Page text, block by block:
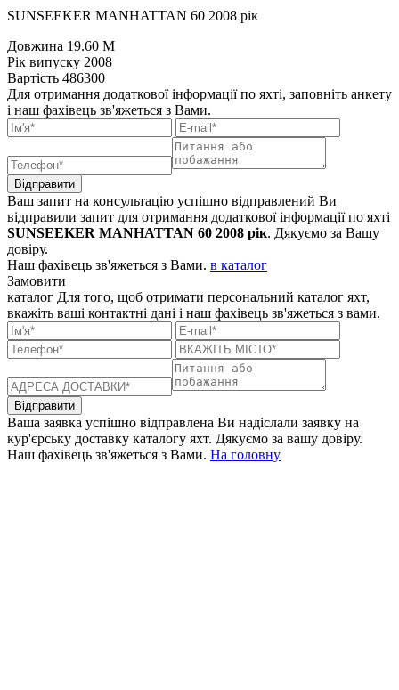
SUNSEEKER MANHATTAN 60 2008 рік
Довжина 19.60 M
Рік випуску 2008
Вартість 486300
Для отримання додаткової інформації по яхті, заповніть анкету
і наш фахівець зв'яжеться з Вами.
Відправити
Ваш запит на консультацію успішно відправлений Ви
відправили запит для отримання додаткової інформації по яхті
SUNSEEKER MANHATTAN 60 2008 рік. Дякуємо за Вашу
довіру.
Наш фахівець зв'яжеться з Вами. в каталог
Замовити
каталог Для того, щоб отримати персональний каталог яхт,
вкажіть ваші контактні дані і наш фахівець зв'яжеться з вами.
Відправити
Ваша заявка успішно відправлена Ви надіслали заявку на
кур'єрську доставку каталогу яхт. Дякуємо за вашу довіру.
Наш фахівець зв'яжеться з Вами. На головну